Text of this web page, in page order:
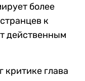
более
к
действенным
глава